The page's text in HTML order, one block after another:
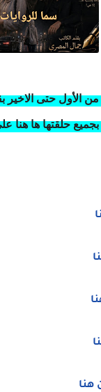
الأول حتى
بجميع حلقتها ها
هنا